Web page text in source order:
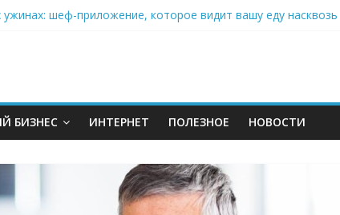
ужинах: шеф-приложение, которое видит вашу еду насквозь
БИЗНЕС ИНТЕРНЕТ ПОЛЕЗНОЕ НОВОСТИ